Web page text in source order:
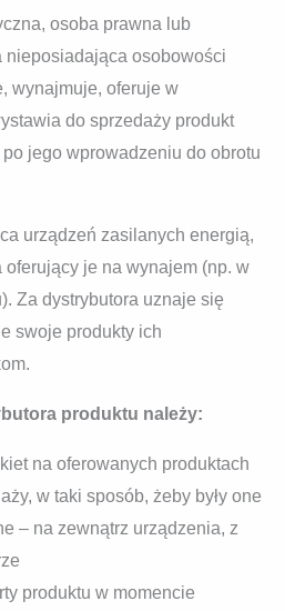
osoba prawna lub
nieposiadająca osobowości
wynajmuje, oferuje w
do sprzedaży produkt
jego wprowadzeniu do obrotu
urządzeń zasilanych energią,
je na wynajem (np. w
Za dystrybutora uznaje się
swoje produkty ich
produktu należy:
na oferowanych produktach
w taki sposób, żeby były one
– na zewnątrz urządzenia, z
produktu w momencie